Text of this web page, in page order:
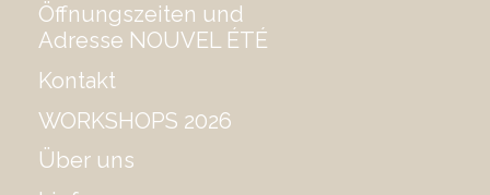
Öffnungszeiten und
Adresse NOUVEL ÉTÉ
Kontakt
WORKSHOPS 2026
Über uns